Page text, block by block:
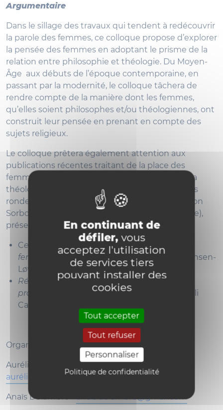
En continuant de
défiler,vous
acceptez l'utilisation
de services tiers
pouvant installer des
cookies
Tout accepter
Tout refuser
Personnaliser
Politique de confidentialité
Argumentaire
Dans le sillage des travaux qui tendent à redécouvrir
la parole des femmes, ce colloque propose d’explorer
la pensée des femmes en adoptant le prisme de la
relation entre philosophie et théologie. Du Moyen-
Âge aux débuts de l’époque contemporaine, en
passant par la modernité, le colloque tâchera de
rendre compte de la manière dont les femmes,
qu’elles soient philosophes et/ou théologiennes, ont
construit leur pensée en prenant en compte des
sujets religieux.
Le colloque prêtera également attention aux
publications récentes traitant de la place des
femmes dans l’histoire de la philosophie et de la
théologie, à travers l’organisation de deux tables
rondes. Ainsi Laurence Devillairs (Paris 1 Panthéon
Sorbonne) et Sarah Scholl (Université de Genève),
présenteront-elles leurs ouvrages respectifs :
Ce que la philosophie doit aux
femmes
(Laurence Devillairs et Laurence Hansen-
Løve, Robert Laffont, 2024)
Réformatrices. Douze voix de femmes
protestantes
(Sarah Scholl et Daniela Solfaroli
Camillocci, Labor et Fides, 2024).
Organisation :
Aurélien Chukurian -
aurélien.chukurian@uclouvain.be
Anaïs Delambre -anais.delambre@gmail.com